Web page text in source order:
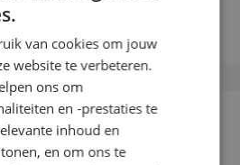
van cookies om jouw
website te verbeteren.
ons om
en -prestaties te
inhoud en
en om ons te